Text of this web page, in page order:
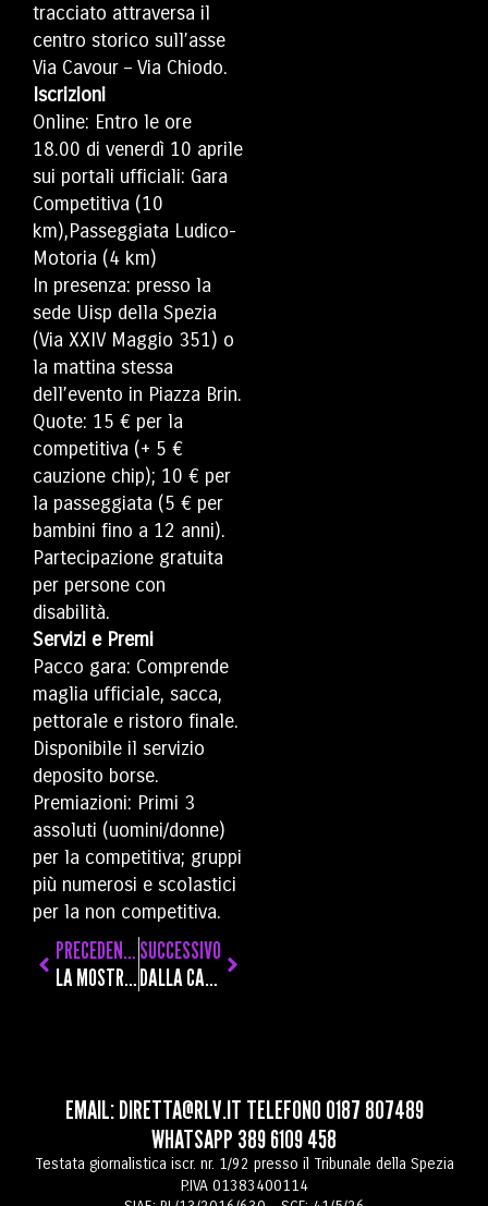
tracciato attraversa il
centro storico sull’asse
Via Cavour – Via Chiodo.
Iscrizioni
Online: Entro le ore
18.00 di venerdì 10 aprile
sui portali ufficiali: Gara
Competitiva (10
km),Passeggiata Ludico-
Motoria (4 km)
In presenza: presso la
sede Uisp della Spezia
(Via XXIV Maggio 351) o
la mattina stessa
dell’evento in Piazza Brin.
Quote: 15 € per la
competitiva (+ 5 €
cauzione chip); 10 € per
la passeggiata (5 € per
bambini fino a 12 anni).
Partecipazione gratuita
per persone con
disabilità.
Servizi e Premi
Pacco gara: Comprende
maglia ufficiale, sacca,
pettorale e ristoro finale.
Disponibile il servizio
deposito borse.
Premiazioni: Primi 3
assoluti (uomini/donne)
per la competitiva; gruppi
più numerosi e scolastici
per la non competitiva.
PRECEDENTE
LA MOSTRA ROMANA SU FRANCESCO VACCARONE NELLE RUBRICHE DI TG2 E SKY ARTE
SUCCESSIVO
DALLA CALIFORNIA A PIAZZA EUROPA, LP SUL PALCO DEL FESTIVAL INTERNAZIONALE DEL JAZZ DELLA SPEZIA
EMAIL:DIRETTA@RLV.IT TELEFONO 0187 807489
WHATSAPP 389 6109 458
Testata giornalistica iscr. nr. 1/92 presso il Tribunale della Spezia
P.IVA 01383400114